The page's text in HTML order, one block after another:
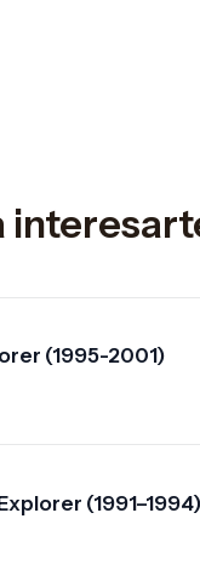
(1995-2001)
(1991–1994)